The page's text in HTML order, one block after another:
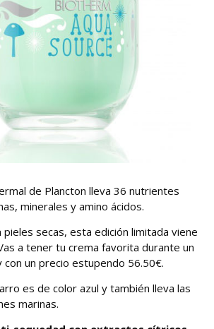
de Plancton lleva 36 nutrientes
minerales y amino ácidos.
pieles secas, esta edición limitada viene
a tener tu crema favorita durante un
un precio estupendo 56.50€.
es de color azul y también lleva las
marinas.